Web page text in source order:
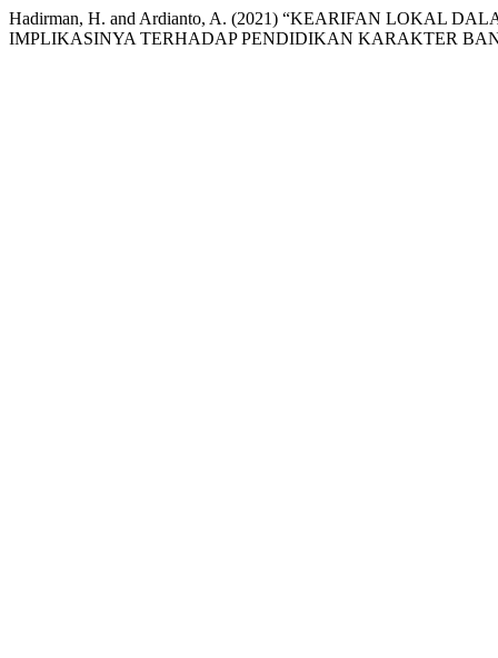
Hadirman, H. and Ardianto, A. (2021) “KEARIFAN LOKAL
IMPLIKASINYA TERHADAP PENDIDIKAN KARAKTER